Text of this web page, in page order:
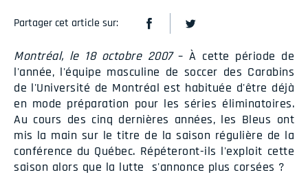
Partager cet article sur:
Montréal, le 18 octobre 2007– À cette période de
l'année, l'équipe masculine de soccer des Carabins
de l'Université de Montréal est habituée d'être déjà
en mode préparation pour les séries éliminatoires.
Au cours des cinq dernières années, les Bleus ont
mis la main sur le titre de la saison régulière de la
conférence du Québec. Répéteront-ils l'exploit cette
saison alors que la lutte s'annonce plus corsées ?